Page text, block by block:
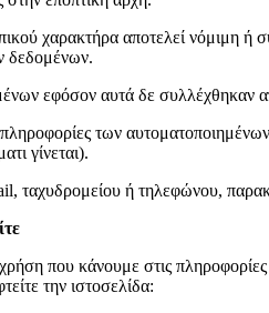
χαρακτήρα αποτελεί νόμιμη ή
δεδομένων.
εφόσον αυτά δε συλλέχθηκαν
των
γίνεται).
ταχυδρομείου ή τηλεφώνου,
που κάνουμε στις
την ιστοσελίδα: